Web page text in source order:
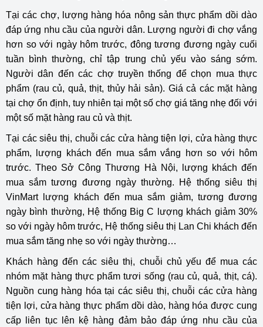
Tại các chợ, lượng hàng hóa nông sản thực phẩm dồi dào
đáp ứng nhu cầu của người dân. Lượng người đi chợ vắng
hơn so với ngày hôm trước, đông tương đương ngày cuối
tuần bình thường, chỉ tập trung chủ yếu vào sáng sớm.
Người dân đến các chợ truyền thống để chọn mua thực
phẩm (rau củ, quả, thịt, thủy hải sản). Giá cả các mặt hàng
tại chợ ổn định, tuy nhiên tại một số chợ giá tăng nhẹ đối với
một số mặt hàng rau củ và thịt.
Tại các siêu thị, chuỗi các cửa hàng tiện lợi, cửa hàng thực
phẩm, lượng khách đến mua sắm vắng hơn so với hôm
trước. Theo Sở Công Thương Hà Nội, lượng khách đến
mua sắm tương đương ngày thường. Hệ thống siêu thị
VinMart lượng khách đến mua sắm giảm, tương đương
ngày bình thường, Hệ thống Big C lượng khách giảm 30%
so với ngày hôm trước, Hệ thống siêu thị Lan Chi khách đến
mua sắm tăng nhẹ so với ngày thường…
Khách hàng đến các siêu thị, chuỗi chủ yếu để mua các
nhóm mặt hàng thực phẩm tươi sống (rau củ, quả, thịt, cá).
Nguồn cung hàng hóa tại các siêu thị, chuỗi các cửa hàng
tiện lợi, cửa hàng thực phẩm dồi dào, hàng hóa được cung
cấp liên tục lên kệ hàng đảm bảo đáp ứng nhu cầu của